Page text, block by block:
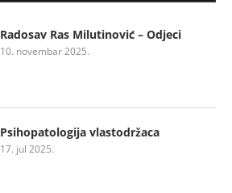
Radosav Ras Milutinović – Odjeci
10. novembar 2025.
Psihopatologija vlastodržaca
17. jul 2025.